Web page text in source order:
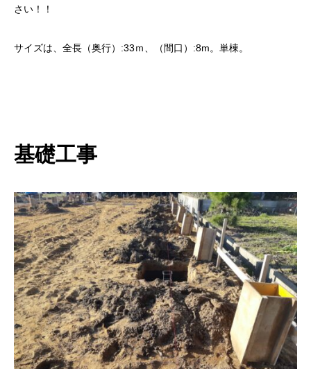
さい！！
サイズは、全長（奥行）:33ｍ、（間口）:8m。単棟。
基礎工事